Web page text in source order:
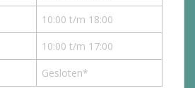
10:00 t/m 18:00
10:00 t/m 17:00
Gesloten*